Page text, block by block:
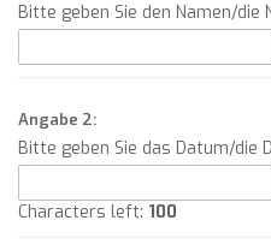
Bitte geben Sie den Namen/die
Angabe 2:
Bitte geben Sie das Datum/die
Characters left: 100